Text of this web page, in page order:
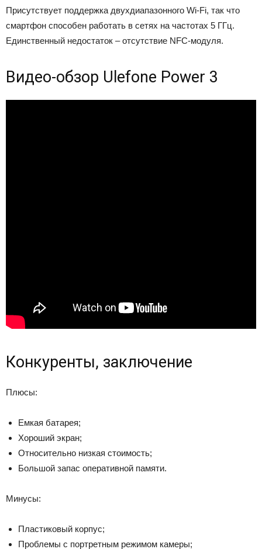
Присутствует поддержка двухдиапазонного Wi-Fi, так что
смартфон способен работать в сетях на частотах 5 ГГц.
Единственный недостаток – отсутствие NFC-модуля.
Видео-обзор Ulefone Power 3
Конкуренты, заключение
Плюсы:
Емкая батарея;
Хороший экран;
Относительно низкая стоимость;
Большой запас оперативной памяти.
Минусы:
Пластиковый корпус;
Проблемы с портретным режимом камеры;